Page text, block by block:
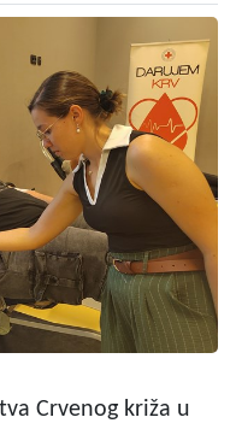
Crvenog križa u